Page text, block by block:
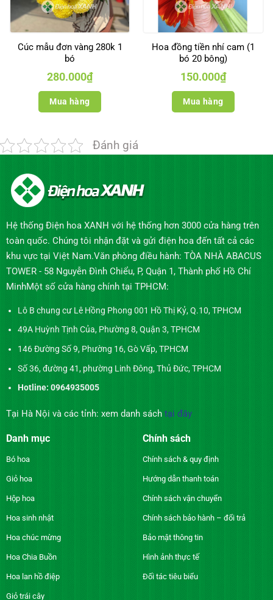
Cúc mẫu đơn vàng 280k 1
bó
280.000₫
Mua hàng
Hoa đồng tiền nhí cam (1
bó 20 bông)
150.000₫
Mua hàng
Đánh giá
Hệ thống Điện hoa XANH với hệ thống hơn 3000 cửa hàng trên
toàn quốc. Chúng tôi nhận đặt và gửi điện hoa đến tất cả các
khu vực tại Việt Nam.Văn phòng điều hành: TÒA NHÀ ABACUS
TOWER - 58 Nguyễn Đình Chiểu, P, Quận 1, Thành phố Hồ Chí
MinhMột số cửa hàng chính tại TPHCM:
Lô B chung cư Lê Hồng Phong 001 Hồ Thị Kỷ, Q.10, TPHCM
49A Huỳnh Tịnh Của, Phường 8, Quận 3, TPHCM
146 Đường Số 9, Phường 16, Gò Vấp, TPHCM
Số 36, đường 41, phường Linh Đông, Thủ Đức, TPHCM
Hotline: 0964935005
Tại Hà Nội và các tỉnh: xem danh sách tại đây
Danh mục
Bó hoa
Giỏ hoa
Hộp hoa
Hoa sinh nhật
Hoa chúc mừng
Hoa Chia Buồn
Hoa lan hồ điệp
Giỏ trái cây
Chính sách
Chính sách & quy định
Hướng dẫn thanh toán
Chính sách vận chuyển
Chính sách bảo hành – đổi trả
Bảo mật thông tin
Hình ảnh thực tế
Đối tác tiêu biểu